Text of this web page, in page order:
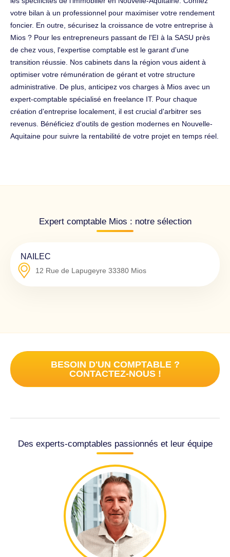
votre bilan à un professionnel pour maximiser votre rendement
foncier. En outre, sécurisez la croissance de votre entreprise à
Mios ? Pour les entrepreneurs passant de l'EI à la SASU près
de chez vous, l'expertise comptable est le garant d'une
transition réussie. Nos cabinets dans la région vous aident à
optimiser votre rémunération de gérant et votre structure
administrative. De plus, anticipez vos charges à Mios avec un
expert-comptable spécialisé en freelance IT. Pour chaque
création d'entreprise localement, il est crucial d'arbitrer ses
revenus. Bénéficiez d'outils de gestion modernes en Nouvelle-
Aquitaine pour suivre la rentabilité de votre projet en temps réel.
Expert comptable Mios : notre sélection
NAILEC
12 Rue de Lapugeyre 33380 Mios
BESOIN D'UN COMPTABLE ?
CONTACTEZ-NOUS !
Des experts-comptables passionnés et leur équipe